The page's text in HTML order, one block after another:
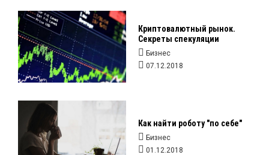
Криптовалютный рынок.
Секреты спекуляции
Бизнес
07.12.2018
Как найти роботу "по себе"
Бизнес
01.12.2018